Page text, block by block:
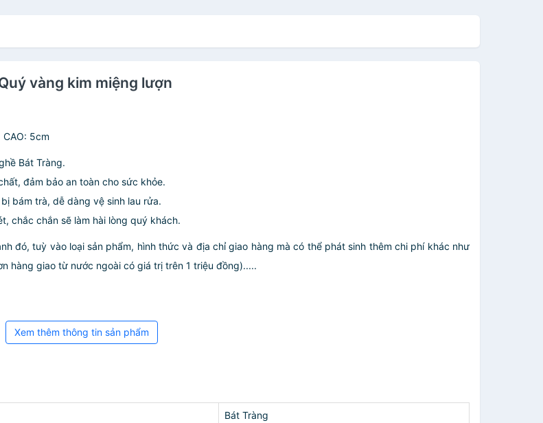
vàng kim miệng lượn
CAO: 5cm
Bát Tràng.
đảm bảo an toàn cho sức khỏe.
bám trà, dễ dàng vệ sinh lau rửa.
chắc chắn sẽ làm hài lòng quý khách.
đó, tuỳ vào loại sản phẩm, hình thức và địa chỉ giao hàng mà có thể phát sinh thêm chi phí khác như
hàng giao từ nước ngoài có giá trị trên 1 triệu đồng).....
Xem thêm thông tin sản phẩm
Bát Tràng